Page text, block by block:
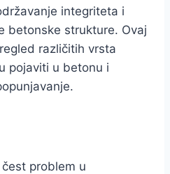
integriteta i
betonske strukture. Ovaj
različitih vrsta
pojaviti u betonu i
problem u